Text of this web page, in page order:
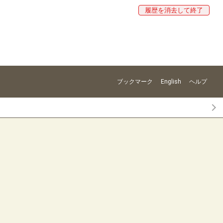
履歴を消去して終了
ブックマーク English ヘルプ